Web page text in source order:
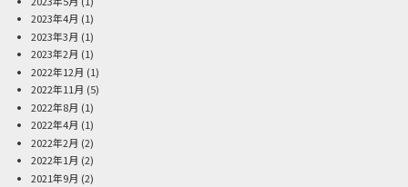
2023年4月 (1)
2023年3月 (1)
2023年2月 (1)
2022年12月 (1)
2022年11月 (5)
2022年8月 (1)
2022年4月 (1)
2022年2月 (2)
2022年1月 (2)
2021年9月 (2)